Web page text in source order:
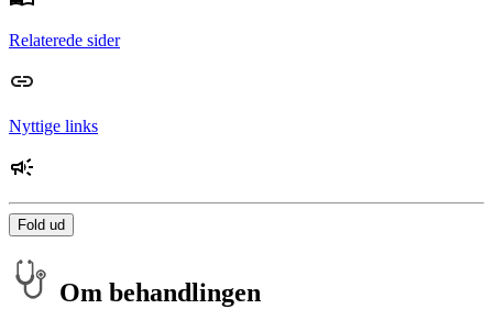
Relaterede sider
Nyttige links
Fold ud
Om behandlingen